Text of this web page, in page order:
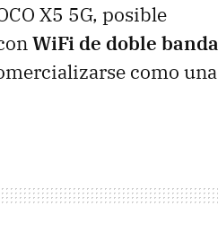
X5 5G, posible
WiFi de doble banda
como una